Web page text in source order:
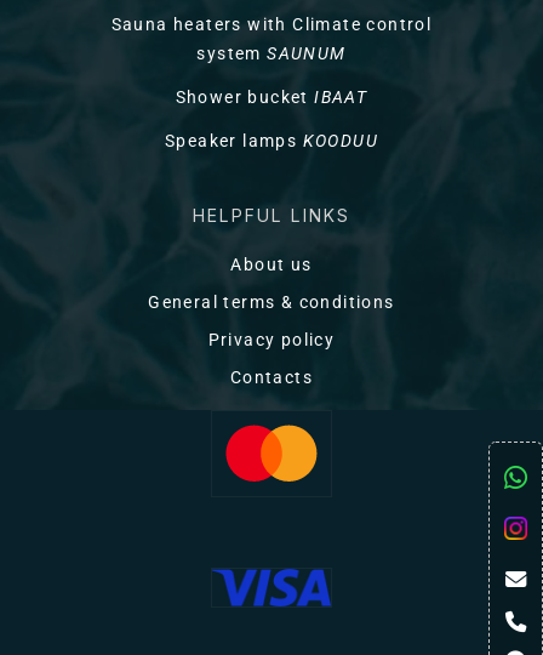
Sauna heaters with Climate control
systemSAUNUM
Shower bucketIBAAT
Speaker lamps KOODUU
HELPFUL LINKS
About us
General terms & conditions
Privacy policy
Contacts